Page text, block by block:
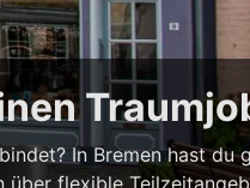
In Bremen hast du